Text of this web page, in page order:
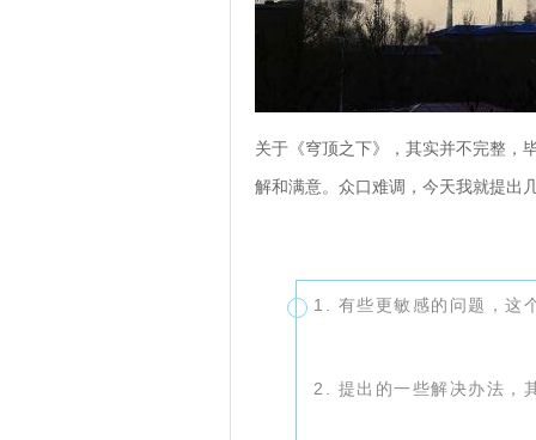
关于《穹顶之下》，其实并不完整，
解和满意。众口难调，今天我就提出
1. 有些更敏感的问题，这
2. 提出的一些解决办法，